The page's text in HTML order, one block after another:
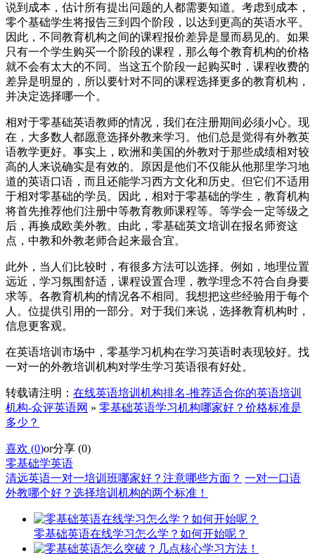
说到成本，估计所有提出问题的人都需要知道。考虑到成本，
零个基础学生将报告三到四个阶段，以达到更高的英语水平。
因此，不同教育机构之间的课程报价差异是显而易见的。如果
只有一个学生购买一个阶段的课程，那么每个教育机构的价格
就不会有太大的不同。当这五个阶段一起购买时，课程收费的
差异是明显的，所以要针对不同的课程选择更多的教育机构，
并决定选择哪一个。
相对于零基础英语教师的情况，我们在注册期间必须小心。现
在，大多数人都愿意选择外教来学习。他们总是觉得有外教英
语教学更好。事实上，欧洲和美国的外教对于那些成绩相对较
高的人来说确实是有效的。原因是他们不仅能从他那里学习地
道的英语口语，而且还能学习西方文化和历史。但它们不适用
于相对零基础的学员。因此，相对于零基础的学生，教育机构
将首先推荐他们注册中等教育教师课程等。等学会一定等级之
后，再换成欧美外教。由此，零基础英文培训在报名师资这
点，中教和外教老师合起来最合宜。
此外，当人们比较时，有很多方法可以选择。例如，地理位置
远近，学习氛围舒适，课程设置合理，教学理念不符合自身要
求等。各教育机构的情况各不相同。我想把这些经验用于每个
人。位提供引用的一部分。对于我们来说，选择教育机构时，
信息更客观。
在英语培训市场中，零基学习机构在学习英语时表现较好。找
一对一的外教培训机构对学生学习英语很有好处。
转载请注明： 在线英语培训机构排名-推荐适合你的英语培训
机构-众评英语网 » 零基础英语学习机构哪家好？价格标准是
多少？
喜欢 (0)or分享 (0)
零基础学英语
清远英语一对一培训班哪家好？注意哪些方面？ 一对一口语
外教哪个好？选择培训机构的两个标准！
零基础英语在线学习怎么学？如何开始呢？